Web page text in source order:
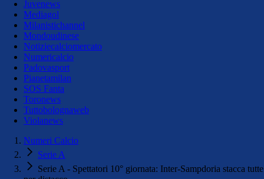
Juvenews
Mediagol
Milanistichannel
Mondoudinese
Notiziecalciomercato
Numericalcio
Padovasport
Pianetamilan
SOS Fanta
Toronews
Tuttobolognaweb
Violanews
Numeri Calcio
Serie A
Serie A - Spettatori 10° giornata: Inter-Sampdoria stacca tutte